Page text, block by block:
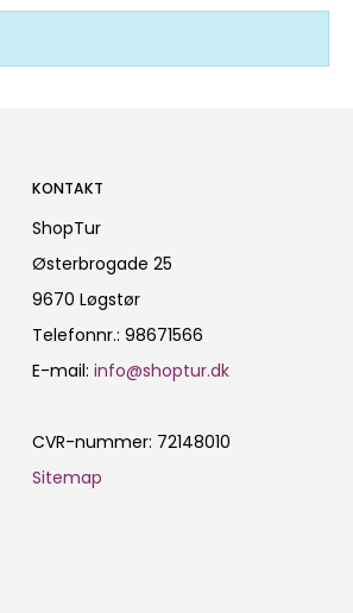
KONTAKT
ShopTur
Østerbrogade 25
9670 Løgstør
Telefonnr.: 98671566
E-mail: info@shoptur.dk
CVR-nummer: 72148010
Sitemap